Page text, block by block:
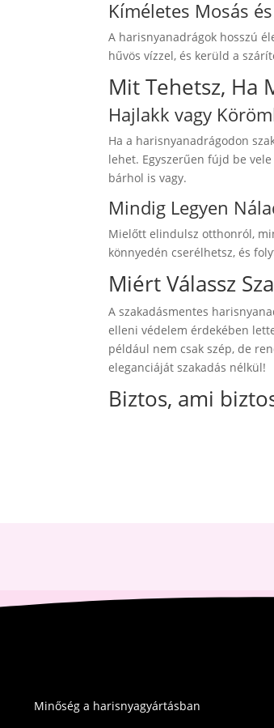
Kíméletes Mosás
A harisnyanadrágok hosszú
hűvös vízzel, és kerüld a
Mit Tehetsz, Ha
Hajlakk vagy
Ha a harisnyanadrágodon
lehet. Egyszerűen fújd be
bárhol is vagy.
Mindig Legyen
Mielőtt elindulsz otthonról,
könnyedén cserélhetsz, és
Miért Válassz
A szakadásmentes
elleni védelem érdekében
például nem csak szép, de
eleganciáját szakadás nélkül!
Biztos, ami
Minőség a harisnyagyártásban